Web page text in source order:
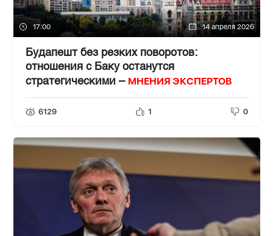
17:00 14 апреля 2026
Будапешт без резких поворотов:
отношения с Баку останутся
стратегическими – МНЕНИЯ ЭКСПЕРТОВ
6129 1 0